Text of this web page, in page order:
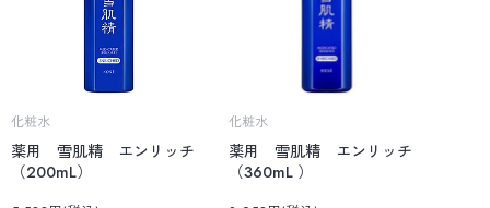
化粧水
薬用 雪肌精 エンリッチ
（200mL）
化粧水
薬用 雪肌精 エンリッチ
（360mL ）